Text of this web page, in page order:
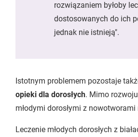
rozwiązaniem byłoby
dostosowanych do ich
jednak nie istnieją".
Istotnym problemem pozostaje
opieki dla dorosłych. Mimo
młodymi dorosłymi z
Leczenie młodych dorosłych z